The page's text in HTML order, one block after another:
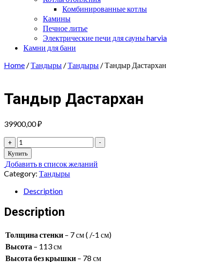
Комбинированные котлы
Камины
Печное литье
Электрические печи для сауны harvia
Камни для бани
Home /Тандыры /Тандыры / Тандыр Дастархан
Тандыр Дастархан
39900,00₽
+
Тандыр
Дастархан
quantity
-
Купить
Добавить в список желаний
Category: Тандыры
Description
Description
Толщина стенки – 7 см ( /-1 см)
Высота – 113 см
Высота без крышки – 78 см